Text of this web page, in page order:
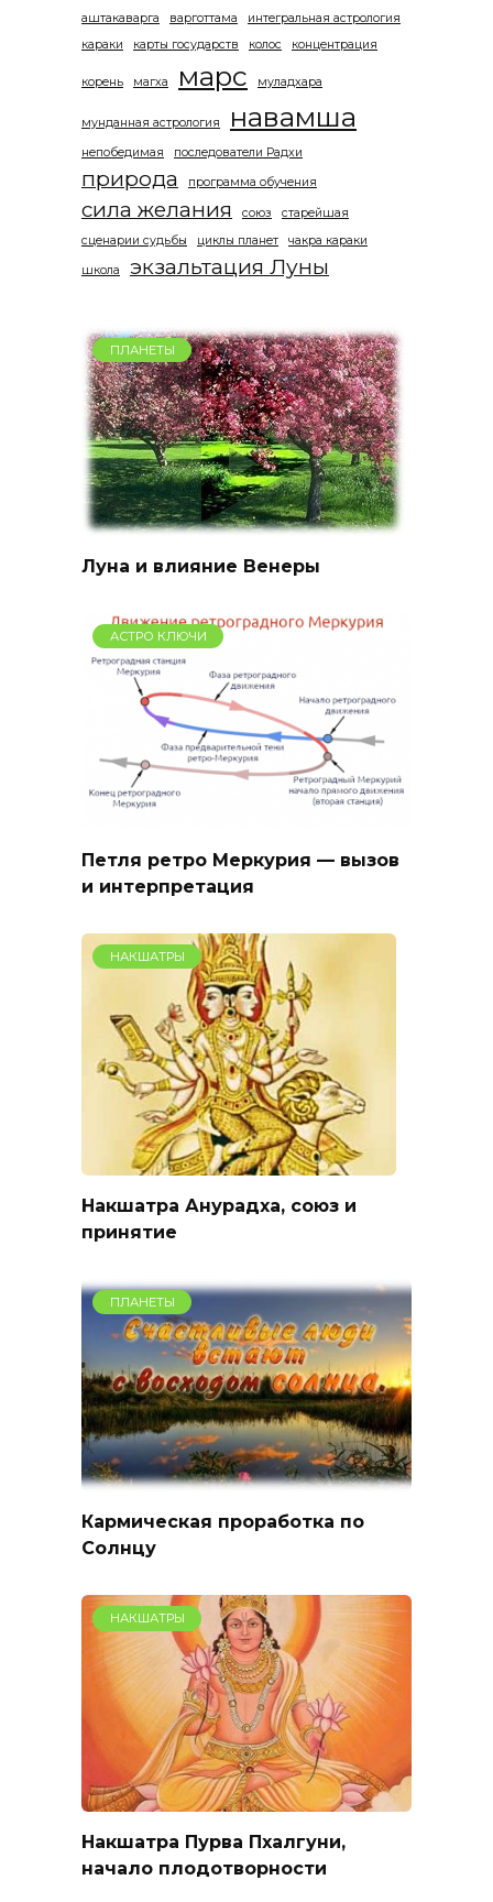
аштакаварга варготтама
интегральная астрология
караки
карты государств колос концентрация
корень магха марс муладхара
мунданная астрология навамша
непобедимая последователи Радхи
природа программа обучения
сила желания союз
старейшая
сценарии судьбы
циклы планет чакра караки
школа экзальтация Луны
ПЛАНЕТЫ
Луна и влияние Венеры
АСТРО КЛЮЧИ
Петля ретро Меркурия — вызов
и интерпретация
НАКШАТРЫ
Накшатра Анурадха, союз и
принятие
ПЛАНЕТЫ
Кармическая проработка по
Солнцу
НАКШАТРЫ
Накшатра Пурва Пхалгуни,
начало плодотворности